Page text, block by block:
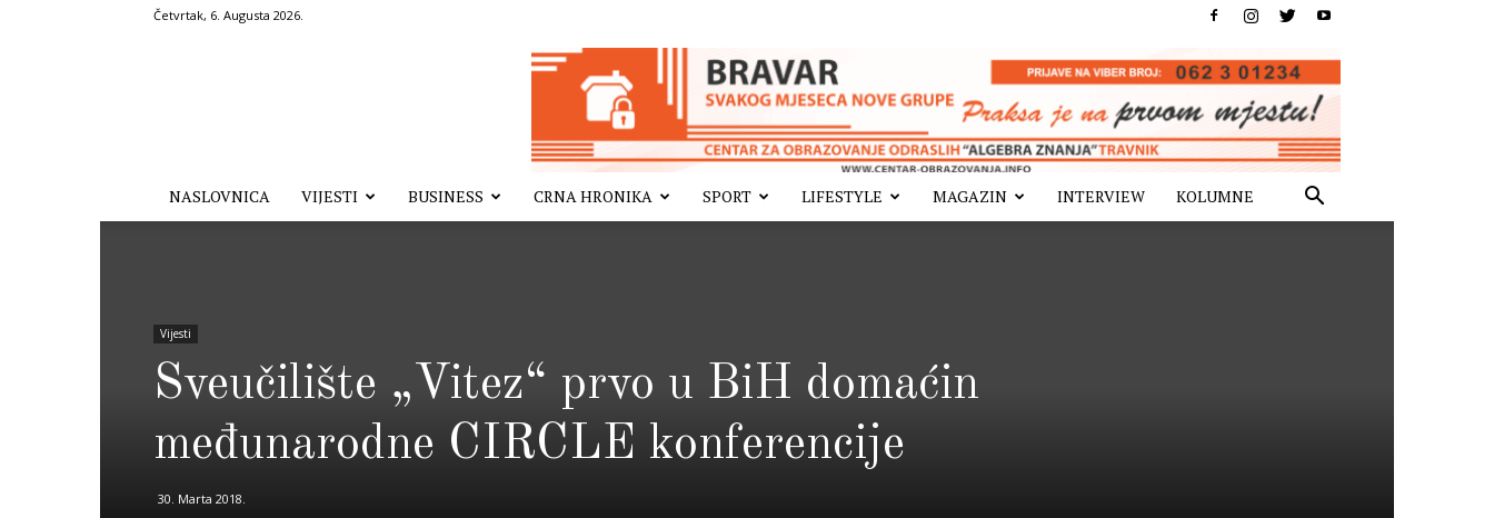
Četvrtak, 6. Augusta 2026.
NASLOVNICA VIJESTI BUSINESS CRNA HRONIKA SPORT LIFESTYLE MAGAZIN INTERVIEW KOLUMNE
Vijesti
Sveučilište „Vitez“ prvo u BiH domaćin
međunarodne CIRCLE konferencije
30. Marta 2018.